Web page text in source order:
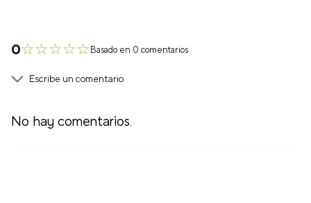
☆☆☆☆☆
0 Basado en 0 comentarios
Escribe un comentario
No hay comentarios.